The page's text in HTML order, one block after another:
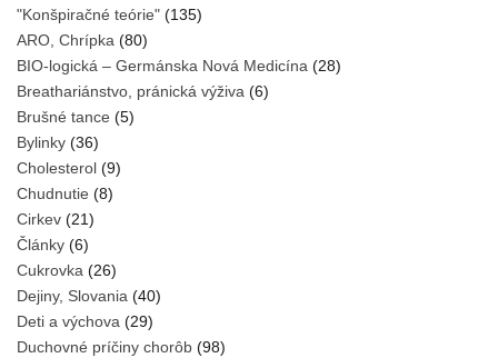
"Konšpiračné teórie" (135)
ARO, Chrípka (80)
BIO-logická – Germánska Nová Medicína (28)
Breathariánstvo, pránická výživa (6)
Brušné tance (5)
Bylinky (36)
Cholesterol (9)
Chudnutie (8)
Cirkev (21)
Články (6)
Cukrovka (26)
Dejiny, Slovania (40)
Deti a výchova (29)
Duchovné príčiny chorôb (98)